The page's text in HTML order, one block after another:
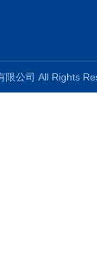
有限公司 All